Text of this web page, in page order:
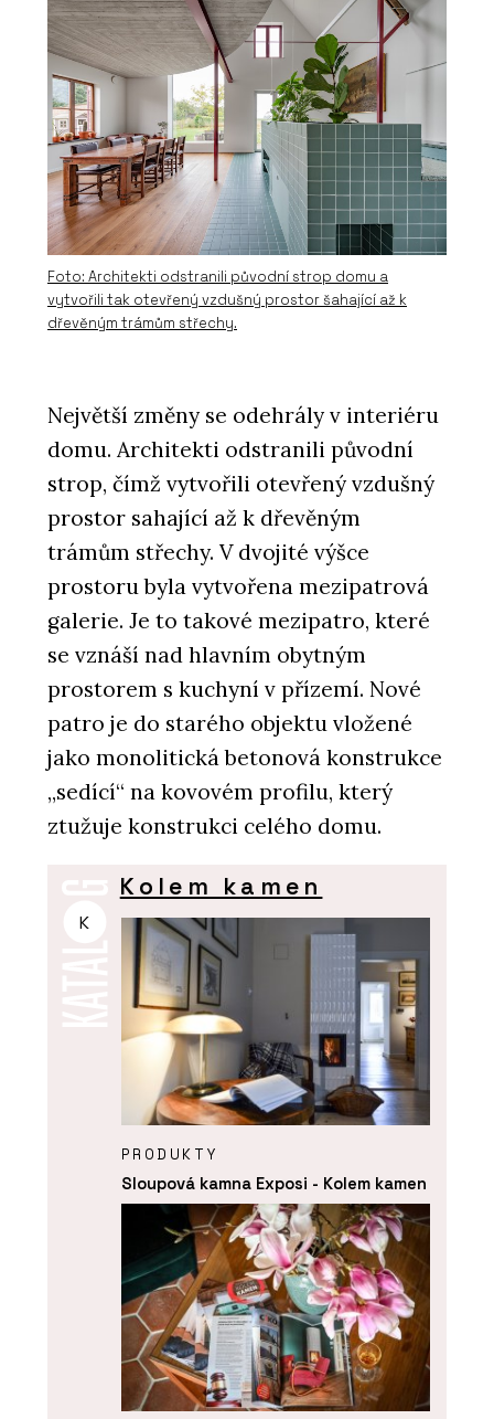
Foto: Architekti odstranili původní strop domu a
vytvořili tak otevřený vzdušný prostor šahající až k
dřevěným trámům střechy.
Největší změny se odehrály v interiéru
domu. Architekti odstranili původní
strop, čímž vytvořili otevřený vzdušný
prostor sahající až k dřevěným
trámům střechy. V dvojité výšce
prostoru byla vytvořena mezipatrová
galerie. Je to takové mezipatro, které
se vznáší nad hlavním obytným
prostorem s kuchyní v přízemí. Nové
patro je do starého objektu vložené
jako monolitická betonová konstrukce
„sedící“ na kovovém profilu, který
ztužuje konstrukci celého domu.
K
Kolem kamen
PRODUKTY
Sloupová kamna Exposi - Kolem kamen